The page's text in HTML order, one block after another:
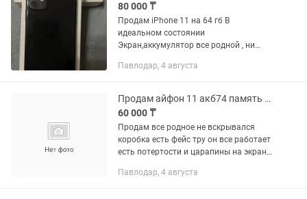
80 000 ₸
Продам iPhone 11 на 64 гб В
идеальном состоянии
Экран,аккумулятор все родной , ни
отлично . Фейс Айди работает Полная
Могу скинуть...
Павлодар, 4 августа
Продам айфон 11 акб74 память 64 гиг
60 000 ₸
Продам все родное не вскрывался
коробка есть фейс тру он все работает
есть потертости и царапины на экране
Павлодар, 4 августа